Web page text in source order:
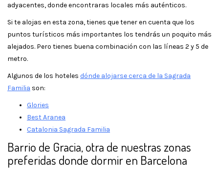
adyacentes, donde encontraras locales más auténticos.
Si te alojas en esta zona, tienes que tener en cuenta que los
puntos turísticos más importantes los tendrás un poquito más
alejados. Pero tienes buena combinación con las líneas 2 y 5 de
metro.
Algunos de los hoteles dónde alojarse cerca de la Sagrada
Familia son:
Glories
Best Aranea
Catalonia Sagrada Familia
Barrio de Gracia, otra de nuestras zonas
preferidas donde dormir en Barcelona